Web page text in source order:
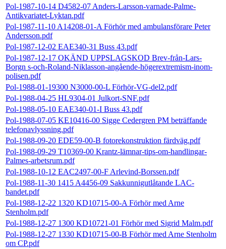
Pol-1987-10-14 D4582-07 Anders-Larsson-varnade-Palme-
Antikvariatet-Lyktan.pdf
Pol-1987-11-10 A14208-01-A Förhör med ambulansförare Peter
Andersson.pdf
Pol-1987-12-02 EAE340-31 Buss 43.pdf
Pol-1987-12-17 OKÄND UPPSLAGSKOD Brev-från-Lars-
Borgn s-och-Roland-Niklasson-angående-högerextremism-inom-
polisen.pdf
Pol-1988-01-19300 N3000-00-L Förhör-VG-del2.pdf
Pol-1988-04-25 HL9304-01 Julkort-SNF.pdf
Pol-1988-05-10 EAE340-01-I Buss 43.pdf
Pol-1988-07-05 KE10416-00 Sigge Cedergren PM beträffande
telefonavlyssning.pdf
Pol-1988-09-20 EDE59-00-B fotorekonstruktion färdväg.pdf
Pol-1988-09-29 T10369-00 Krantz-lämnar-tips-om-handlingar-
Palmes-arbetsrum.pdf
Pol-1988-10-12 EAC2497-00-F Arlevind-Borssen.pdf
Pol-1988-11-30 1415 A4456-09 Sakkunnigutlåtande LAC-
bandet.pdf
Pol-1988-12-22 1320 KD10715-00-A Förhör med Arne
Stenholm.pdf
Pol-1988-12-27 1300 KD10721-01 Förhör med Sigrid Malm.pdf
Pol-1988-12-27 1330 KD10715-00-B Förhör med Arne Stenholm
om CP.pdf